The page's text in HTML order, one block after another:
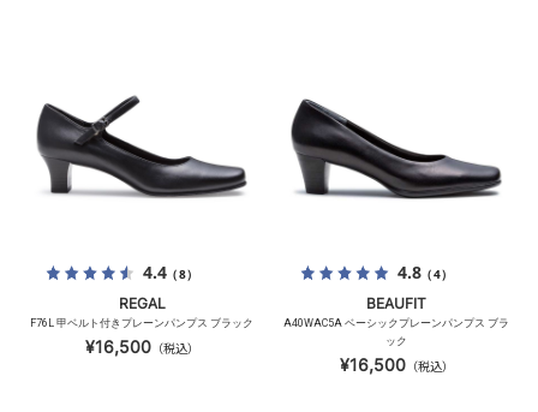
4.4（8）
REGAL
F76L 甲ベルト付きプレーンパンプス ブラック
¥16,500（税込）
4.8（4）
BEAUFIT
A40WAC5A ベーシックプレーンパンプス ブラ
ック
¥16,500（税込）